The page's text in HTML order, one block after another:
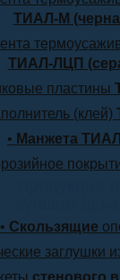
ТИАЛ-М
ТИАЛ-ЛЦП
пластины
(клей)
• Манжета
• Скользящие
заглушки
стенового